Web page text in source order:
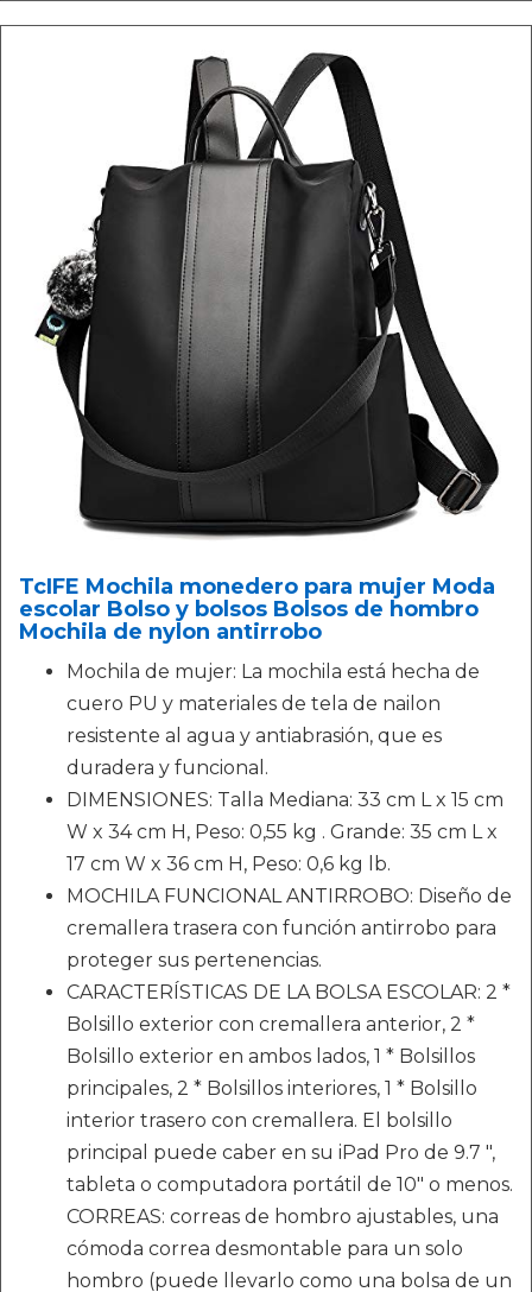
TcIFE Mochila monedero para mujer Moda
escolar Bolso y bolsos Bolsos de hombro
Mochila de nylon antirrobo
Mochila de mujer: La mochila está hecha de
cuero PU y materiales de tela de nailon
resistente al agua y antiabrasión, que es
duradera y funcional.
DIMENSIONES: Talla Mediana: 33 cm L x 15 cm
W x 34 cm H, Peso: 0,55 kg . Grande: 35 cm L x
17 cm W x 36 cm H, Peso: 0,6 kg lb.
MOCHILA FUNCIONAL ANTIRROBO: Diseño de
cremallera trasera con función antirrobo para
proteger sus pertenencias.
CARACTERÍSTICAS DE LA BOLSA ESCOLAR: 2 *
Bolsillo exterior con cremallera anterior, 2 *
Bolsillo exterior en ambos lados, 1 * Bolsillos
principales, 2 * Bolsillos interiores, 1 * Bolsillo
interior trasero con cremallera. El bolsillo
principal puede caber en su iPad Pro de 9.7 ",
tableta o computadora portátil de 10" o menos.
CORREAS: correas de hombro ajustables, una
cómoda correa desmontable para un solo
hombro (puede llevarlo como una bolsa de un